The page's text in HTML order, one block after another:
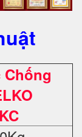
Chống